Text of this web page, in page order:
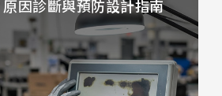
* 317.4* 3.1 mm
* 119.00 * 1.53 mm
R0
343*275.5mm
因診斷與預防設計指南